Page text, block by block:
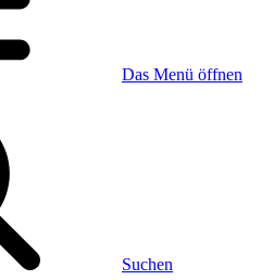
Das Menü öffnen
Suchen